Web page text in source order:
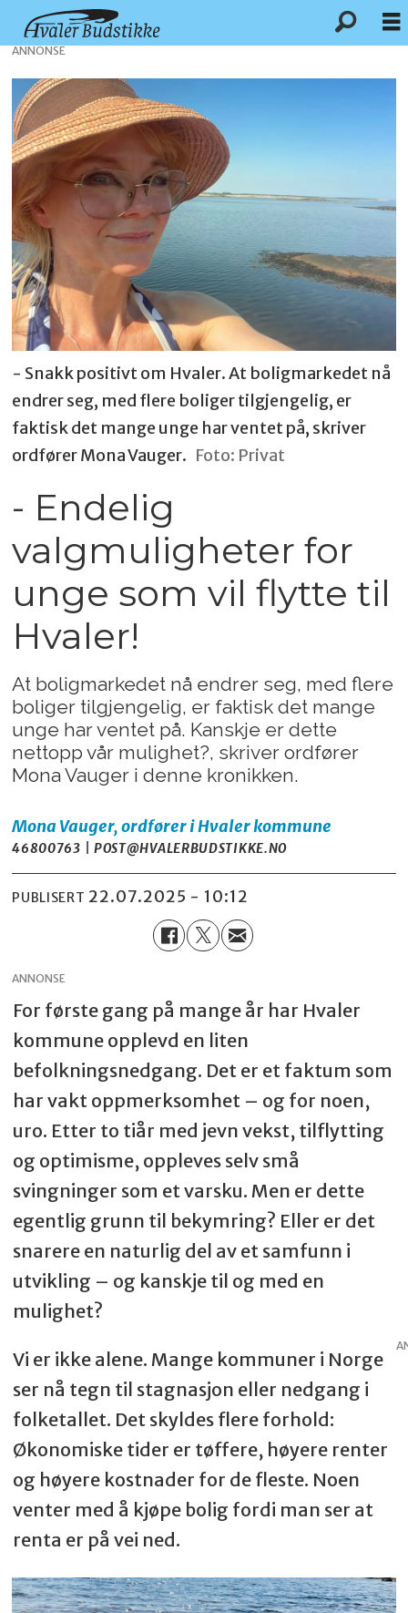
ANNONSE
- Snakk positivt om Hvaler. At boligmarkedet nå
endrer seg, med flere boliger tilgjengelig, er
faktisk det mange unge har ventet på, skriver
ordfører Mona Vauger. Foto: Privat
- Endelig
valgmuligheter for
unge som vil flytte til
Hvaler!
At boligmarkedet nå endrer seg, med flere
boliger tilgjengelig, er faktisk det mange
unge har ventet på. Kanskje er dette
nettopp vår mulighet?, skriver ordfører
Mona Vauger i denne kronikken.
MonaVauger, ordfører i Hvaler kommune
46800763 | POST@HVALERBUDSTIKKE.NO
PUBLISERT 22.07.2025 - 10:12
ANNONSE
For første gang på mange år har Hvaler
kommune opplevd en liten
befolkningsnedgang. Det er et faktum som
har vakt oppmerksomhet – og for noen,
uro. Etter to tiår med jevn vekst, tilflytting
og optimisme, oppleves selv små
svingninger som et varsku. Men er dette
egentlig grunn til bekymring? Eller er det
snarere en naturlig del av et samfunn i
utvikling – og kanskje til og med en
mulighet?
Vi er ikke alene. Mange kommuner i Norge
ser nå tegn til stagnasjon eller nedgang i
folketallet. Det skyldes flere forhold:
Økonomiske tider er tøffere, høyere renter
og høyere kostnader for de fleste. Noen
venter med å kjøpe bolig fordi man ser at
renta er på vei ned.